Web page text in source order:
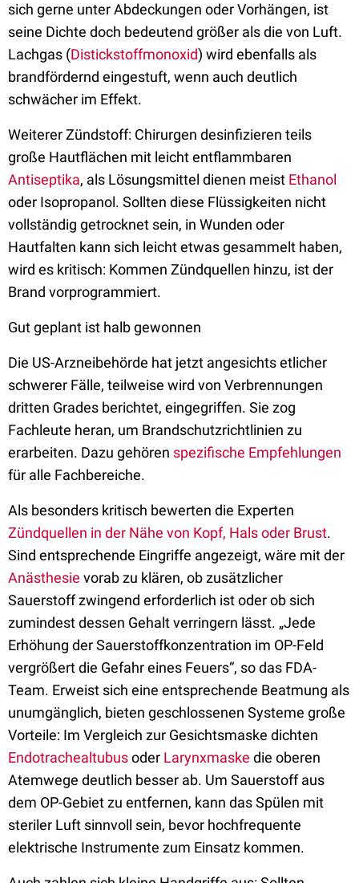
sich gerne unter Abdeckungen oder Vorhängen, ist
seine Dichte doch bedeutend größer als die von Luft.
Lachgas (Distickstoffmonoxid) wird ebenfalls als
brandfördernd eingestuft, wenn auch deutlich
schwächer im Effekt.
Weiterer Zündstoff: Chirurgen desinfizieren teils
große Hautflächen mit leicht entflammbaren
Antiseptika, als Lösungsmittel dienen meist Ethanol
oder Isopropanol. Sollten diese Flüssigkeiten nicht
vollständig getrocknet sein, in Wunden oder
Hautfalten kann sich leicht etwas gesammelt haben,
wird es kritisch: Kommen Zündquellen hinzu, ist der
Brand vorprogrammiert.
Gut geplant ist halb gewonnen
Die US-Arzneibehörde hat jetzt angesichts etlicher
schwerer Fälle, teilweise wird von Verbrennungen
dritten Grades berichtet, eingegriffen. Sie zog
Fachleute heran, um Brandschutzrichtlinien zu
erarbeiten. Dazu gehören spezifische Empfehlungen
für alle Fachbereiche.
Als besonders kritisch bewerten die Experten
Zündquellen in der Nähe von Kopf, Hals oder Brust.
Sind entsprechende Eingriffe angezeigt, wäre mit der
Anästhesie vorab zu klären, ob zusätzlicher
Sauerstoff zwingend erforderlich ist oder ob sich
zumindest dessen Gehalt verringern lässt. „Jede
Erhöhung der Sauerstoffkonzentration im OP-Feld
vergrößert die Gefahr eines Feuers“, so das FDA-
Team. Erweist sich eine entsprechende Beatmung als
unumgänglich, bieten geschlossenen Systeme große
Vorteile: Im Vergleich zur Gesichtsmaske dichten
Endotrachealtubusoder Larynxmaske die oberen
Atemwege deutlich besser ab. Um Sauerstoff aus
dem OP-Gebiet zu entfernen, kann das Spülen mit
steriler Luft sinnvoll sein, bevor hochfrequente
elektrische Instrumente zum Einsatz kommen.